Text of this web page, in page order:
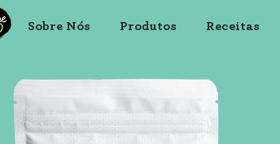
Sobre Nós Produtos Receitas